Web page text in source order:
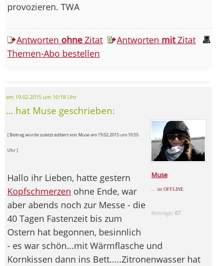
provozieren. TWA
Antworten ohne Zitat Antworten mitZitat
Themen-Abo bestellen
am 19.02.2015 um 10:18 Uhr
... hat Muse geschrieben:
Muse
... ist OFFLINE
Beiträge: 67
[ Beitrag wurde zuletzt editiert von Muse am 19.02.2015 um 10:55
Uhr ]
Hallo ihr Lieben, hatte gestern
Kopfschmerzen ohne Ende, war
aber abends noch zur Messe - die
40 Tagen Fastenzeit bis zum
Ostern hat begonnen, besinnlich
- es war schön...mit Wärmflasche und
Kornkissen dann ins Bett.....Zitronenwasser hat